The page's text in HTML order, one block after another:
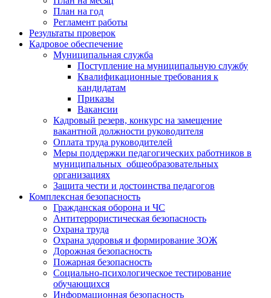
План на год
Регламент работы
Результаты проверок
Кадровое обеспечение
Муниципальная служба
Поступление на муниципальную службу
Квалификационные требования к
кандидатам
Приказы
Вакансии
Кадровый резерв, конкурс на замещение
вакантной должности руководителя
Оплата труда руководителей
Меры поддержки педагогических работников в
муниципальных общеобразовательных
организациях
Защита чести и достоинства педагогов
Комплексная безопасность
Гражданская оборона и ЧС
Антитеррористическая безопасность
Охрана труда
Охрана здоровья и формирование ЗОЖ
Дорожная безопасность
Пожарная безопасность
Социально-психологическое тестирование
обучающихся
Информационная безопасность